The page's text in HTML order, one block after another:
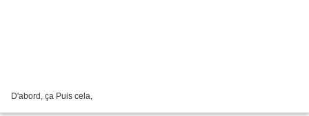
D'abord, ça Puis cela,